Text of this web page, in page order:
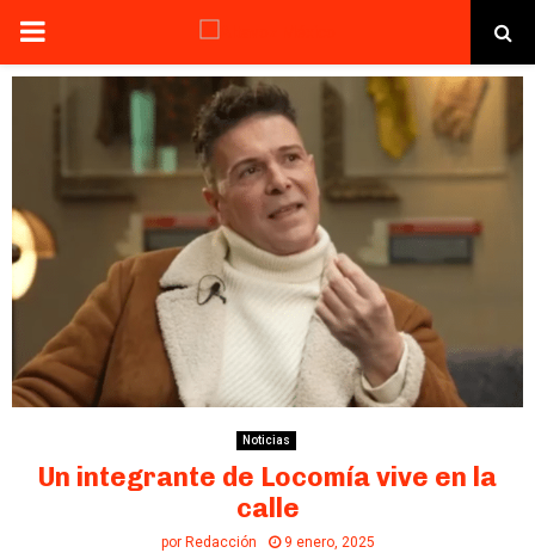
PRIMARY
MENU
Noticias
Un integrante de Locomía vive en la
calle
por Redacción 9 enero, 2025